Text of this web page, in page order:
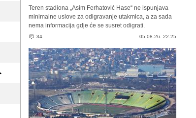
Teren stadiona „Asim Ferhatović Hase“ ne ispunjava
minimalne uslove za odigravanje utakmica, a za sada
nema informacija gdje će se susret odigrati.
34 05.08.26. 22:25